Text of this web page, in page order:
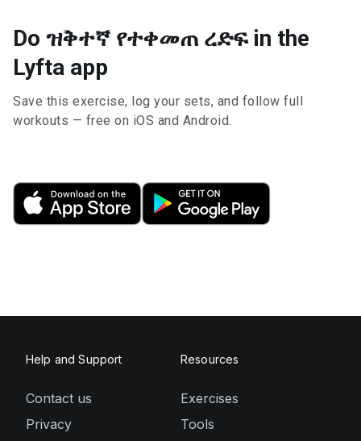
Do ዝቅተኛ የተቀመጠ ረድፍ in the
Lyfta app
Save this exercise, log your sets, and follow full
workouts — free on iOS and Android.
Help and Support
Contact us
Privacy
Resources
Exercises
Tools